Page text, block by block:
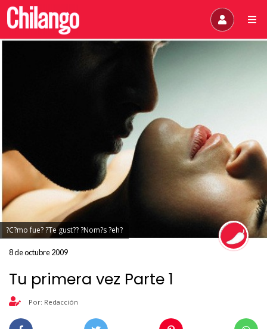
?C?mo fue? ?Te gust?? ?Nom?s ?eh?
8 de octubre 2009
Tu primera vez Parte 1
Por: Redacción